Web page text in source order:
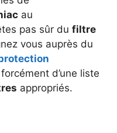
au
pas sûr du filtre
vous auprès du
d’une liste
appropriés.